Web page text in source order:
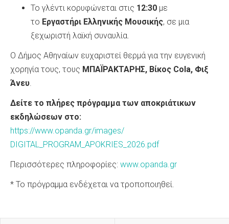
Το γλέντι κορυφώνεται στις 12:30 με
το Εργαστήρι Ελληνικής Μουσικής, σε μια
ξεχωριστή λαϊκή συναυλία.
Ο Δήμος Αθηναίων ευχαριστεί θερμά για την ευγενική
χορηγία τους, τους ΜΠΑΪΡΑΚΤΑΡΗΣ, Βίκος Cola, Φιξ
Άνευ.
Δείτε το πλήρες πρόγραμμα των αποκριάτικων
εκδηλώσεων στο:
https://www.opanda.gr/images/
DIGITAL_PROGRAM_APOKRIES_2026.pdf
Περισσότερες πληροφορίες: www.opanda.gr
* Το πρόγραμμα ενδέχεται να τροποποιηθεί.